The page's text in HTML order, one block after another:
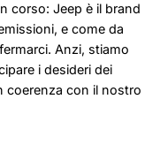
corso: Jeep è il brand
e come da
Anzi, stiamo
i desideri dei
coerenza con il nostro